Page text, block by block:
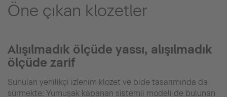
Öne çıkan klozetler
Alışılmadık ölçüde yassı, alışılmadık
ölçüde zarif
Sunulan yenilikçi izlenim klozet ve bide tasarımında da
sürmekte: Yumuşak kapanan sistemli modeli de bulunan